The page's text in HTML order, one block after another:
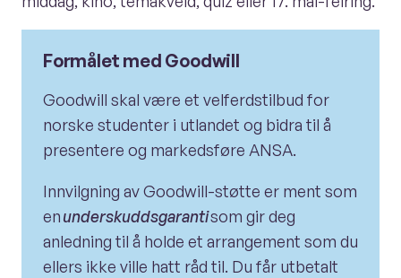
Formålet med Goodwill
Goodwill skal være et velferdstilbud for
norske studenter i utlandet og bidra til å
presentere og markedsføre ANSA.
Innvilgning av Goodwill-støtte er ment som
enunderskuddsgarantisom gir deg
anledning til å holde et arrangement som du
ellers ikke ville hatt råd til. Du får utbetalt